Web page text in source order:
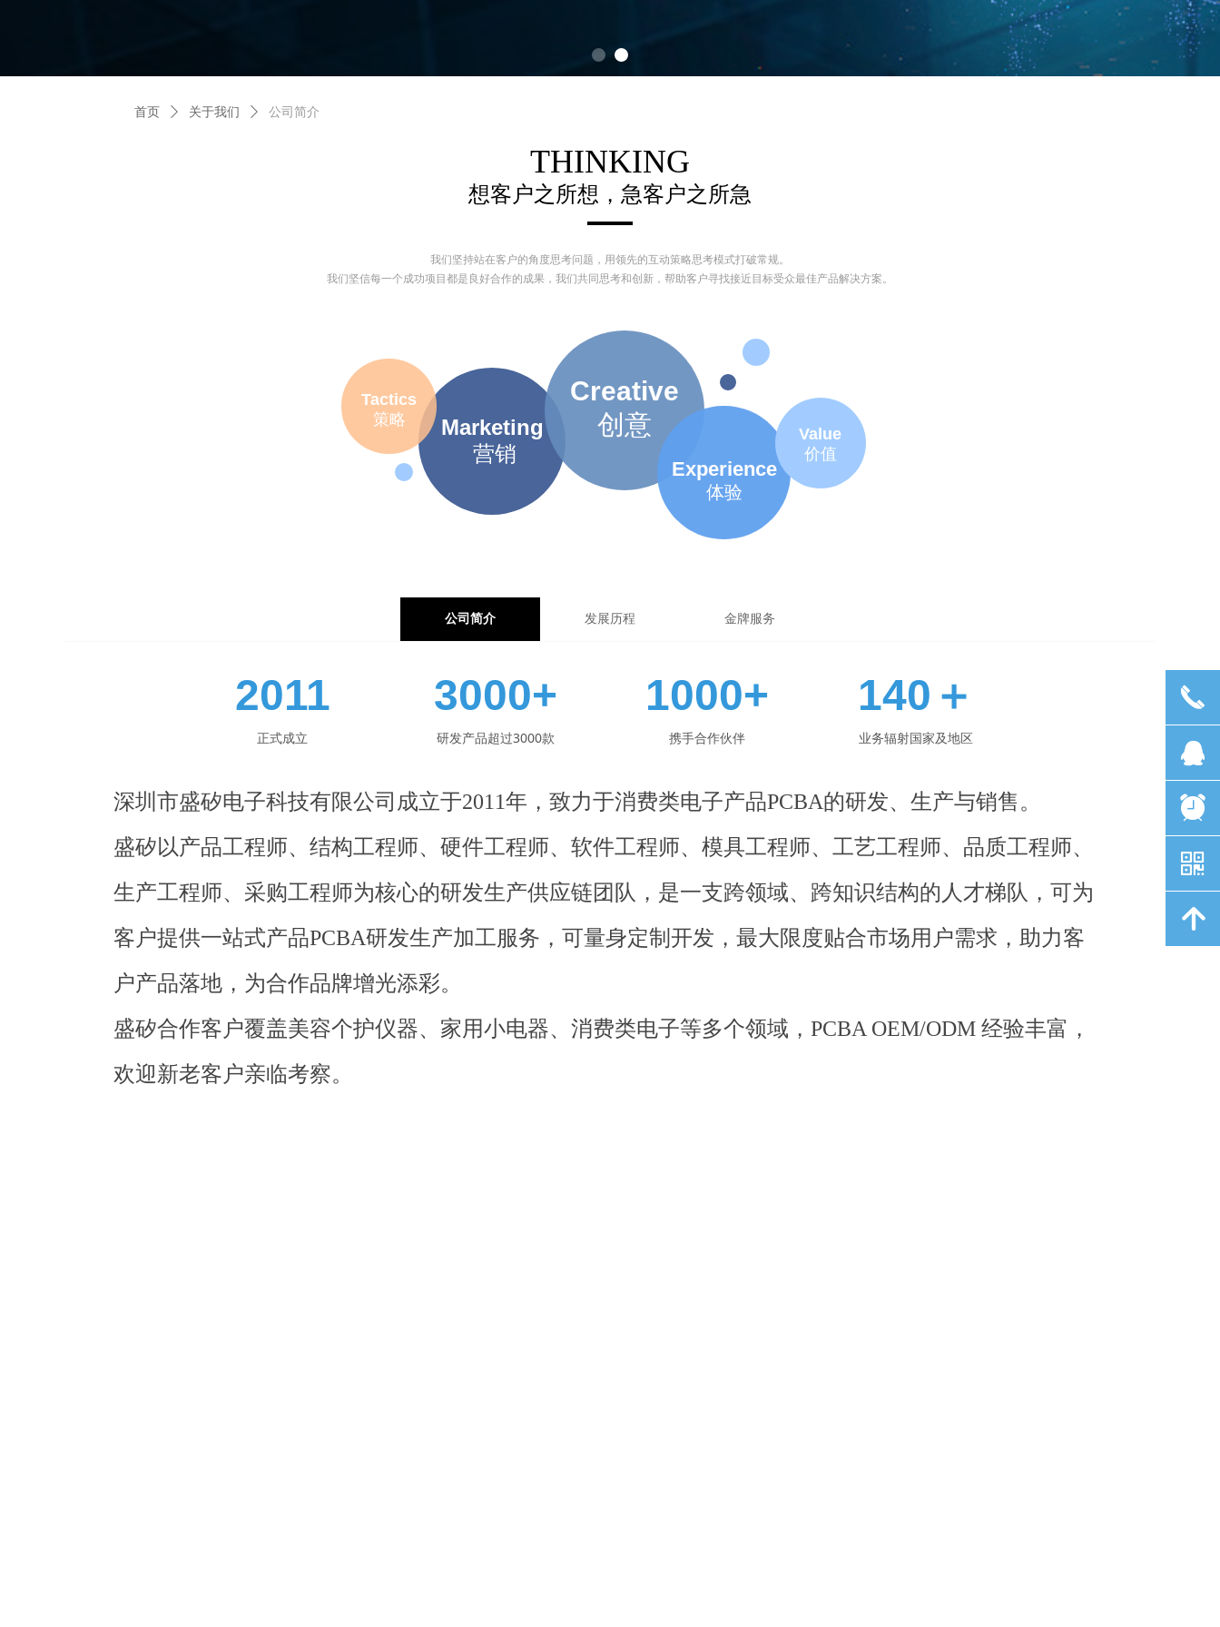
公司简介 发展历程 金牌服务
2011
正式成立
3000+
研发产品超过3000款
1000+
携手合作伙伴
140＋
业务辐射国家及地区
深圳市盛矽电子科技有限公司成立于2011年，致力于消费类电子产品PCBA的研发、生产与销售。
盛矽以产品工程师、结构工程师、硬件工程师、软件工程师、模具工程师、工艺工程师、品质工程师、
生产工程师、采购工程师为核心的研发生产供应链团队，是一支跨领域、跨知识结构的人才梯队，可为
客户提供一站式产品PCBA研发生产加工服务，可量身定制开发，最大限度贴合市场用户需求，助力客
户产品落地，为合作品牌增光添彩。
盛矽合作客户覆盖美容个护仪器、家用小电器、消费类电子等多个领域，PCBA OEM/ODM 经验丰富，
欢迎新老客户亲临考察。
首页 ꄲ 关于我们 ꄲ 公司简介
想客户之所想，急客户之所急
我们坚持站在客户的角度思考问题，用领先的互动策略思考模式打破常规。
我们坚信每一个成功项目都是良好合作的成果，我们共同思考和创新，帮助客户寻找接近目标受众最佳产品解决方案。
Tactics
策略 Marketing
营销
Creative
创意
Experience
体验
Value
价值
THINKING
끅
뀩
뀥
낃
녕